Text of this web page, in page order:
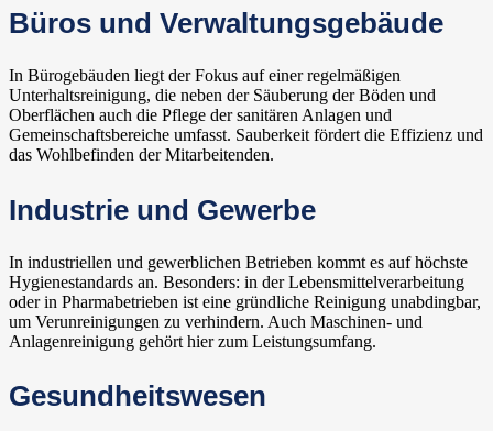
Büros und Verwaltungsgebäude
In Bürogebäuden liegt der Fokus auf einer regelmäßigen
Unterhaltsreinigung, die neben der Säuberung der Böden und
Oberflächen auch die Pflege der sanitären Anlagen und
Gemeinschaftsbereiche umfasst. Sauberkeit fördert die Effizienz und
das Wohlbefinden der Mitarbeitenden.
Industrie und Gewerbe
In industriellen und gewerblichen Betrieben kommt es auf höchste
Hygienestandards an. Besonders: in der Lebensmittelverarbeitung
oder in Pharmabetrieben ist eine gründliche Reinigung unabdingbar,
um Verunreinigungen zu verhindern. Auch Maschinen- und
Anlagenreinigung gehört hier zum Leistungsumfang.
Gesundheitswesen